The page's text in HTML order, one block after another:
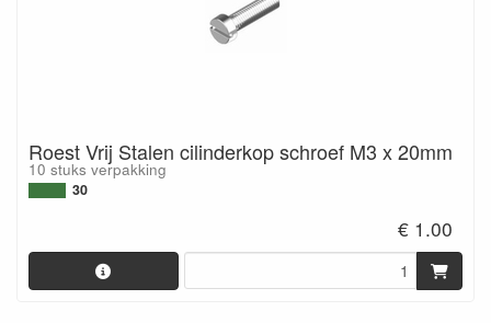
Roest Vrij Stalen cilinderkop schroef M3 x 20mm
10 stuks verpakking
30
€ 1.00